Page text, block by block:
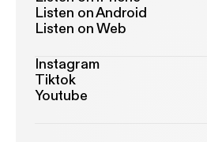
Listen on Android
Listen on Web
Instagram
Tiktok
Youtube